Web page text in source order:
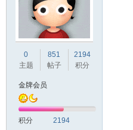
0
主题
851
帖子
2194
积分
金牌会员
积分 2194